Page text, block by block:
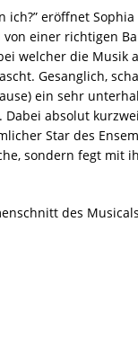
eröffnet
einer richtigen
welcher die Musik
Gesanglich,
ein sehr
absolut
Star des
sondern fegt mit
des